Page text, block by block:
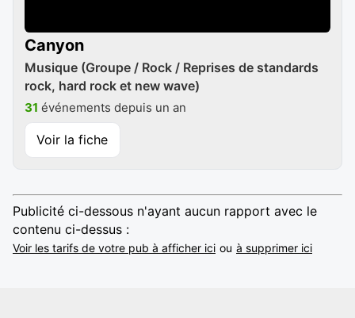
Canyon
Musique (Groupe / Rock / Reprises de standards
rock, hard rock et new wave)
31 événements depuis un an
Voir la fiche
Publicité ci-dessous n'ayant aucun rapport avec le
contenu ci-dessus :
Voir les tarifs de votre pub à afficher ici ou à supprimer ici